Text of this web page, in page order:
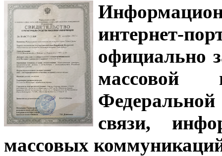
интернет-
официально
связи,
массовых